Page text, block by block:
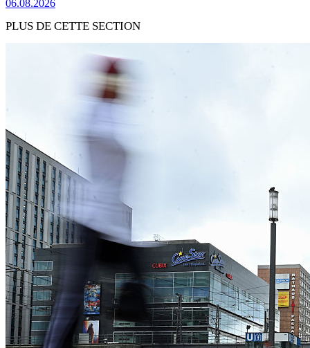
06.08.2026
PLUS DE CETTE SECTION